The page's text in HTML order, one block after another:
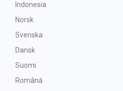
Indonesia
Norsk
Svenska
Dansk
Suomi
Română